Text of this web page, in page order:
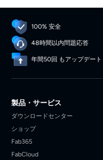
100% 安全
48時間以内問題応答
年間50回 もアップデート
製品・サービス
ダウンロードセンター
ショップ
Fab365
FabCloud